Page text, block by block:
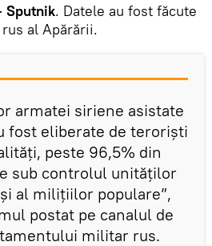
Sputnik. Datele au fost făcute
al Apărării.
armatei siriene asistate
fost eliberate de teroriști
peste 96,5% din
sub controlul unităților
al milițiilor populare”,
postat pe canalul de
militar rus.